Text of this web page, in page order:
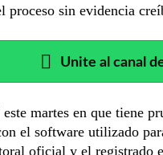
proceso sin evidencia
Unite al canal
martes en que tiene
el software utilizado
oficial y el registrado